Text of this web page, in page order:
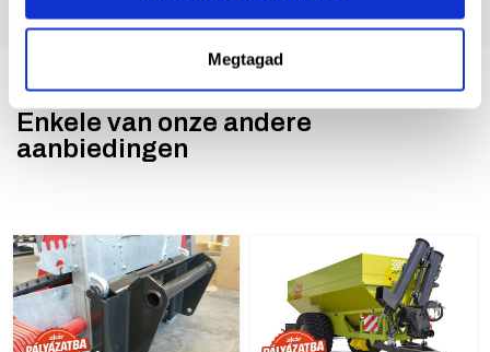
Megtagad
Enkele van onze andere
aanbiedingen